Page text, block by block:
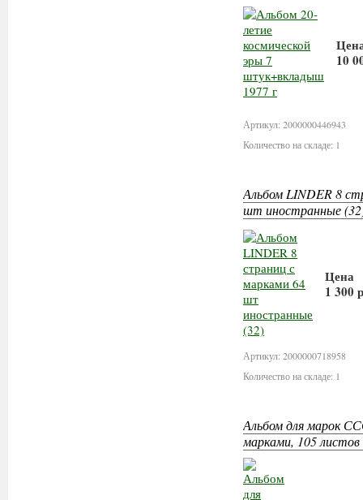
10
Артикул: 2000000446943
Количество на складе: 1
Альбом LINDER 8
шт иностранные
Цена
1 300
Артикул: 2000000718958
Количество на складе: 1
Альбом для марок
марками, 105 листов